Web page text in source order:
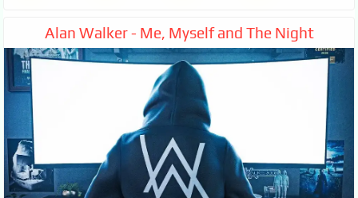
Alan Walker - Me, Myself and The Night